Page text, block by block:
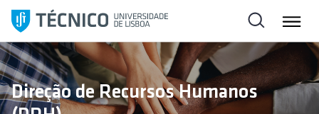
l
t
a
r Direção de Recursos Humanos